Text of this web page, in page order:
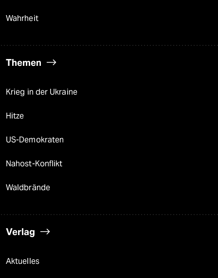
Wahrheit
Themen
Krieg in der Ukraine
Hitze
US-Demokraten
Nahost-Konflikt
Waldbrände
Verlag
Aktuelles